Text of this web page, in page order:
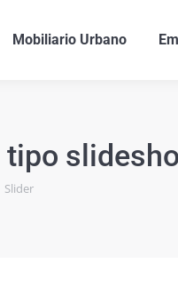
Mobiliario Urbano
Slider